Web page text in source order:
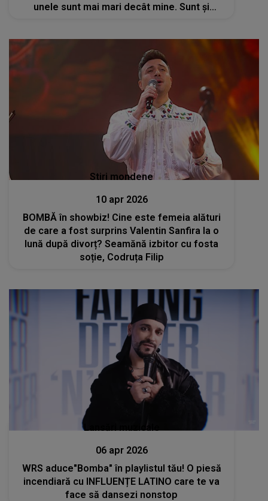
unele sunt mai mari decât mine. Sunt și
Stiri mondene
10 apr 2026
BOMBĂ în showbiz! Cine este femeia alături
de care a fost surprins Valentin Sanfira la o
lună după divorț? Seamănă izbitor cu fosta
soție, Codruța Filip
Lansări muzicale
06 apr 2026
WRS aduce"Bomba" în playlistul tău! O piesă
incendiară cu INFLUENȚE LATINO care te va
face să dansezi nonstop